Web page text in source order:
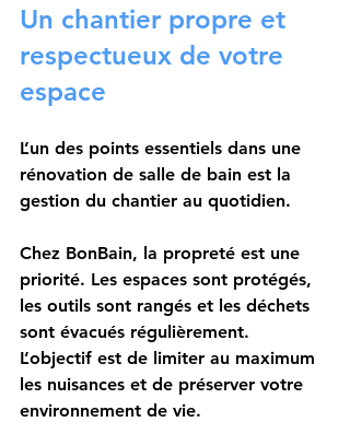
Un chantier propre et
respectueux de votre
espace
L’un des points essentiels dans une
rénovation de salle de bain est la
gestion du chantier au quotidien.
Chez BonBain, la propreté est une
priorité. Les espaces sont protégés,
les outils sont rangés et les déchets
sont évacués régulièrement.
L’objectif est de limiter au maximum
les nuisances et de préserver votre
environnement de vie.